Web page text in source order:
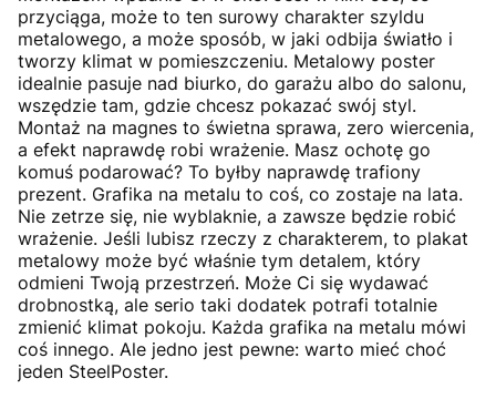
przyciąga, może to ten surowy charakter szyldu
metalowego, a może sposób, w jaki odbija światło i
tworzy klimat w pomieszczeniu. Metalowy poster
idealnie pasuje nad biurko, do garażu albo do salonu,
wszędzie tam, gdzie chcesz pokazać swój styl.
Montaż na magnes to świetna sprawa, zero wiercenia,
a efekt naprawdę robi wrażenie. Masz ochotę go
komuś podarować? To byłby naprawdę trafiony
prezent. Grafika na metalu to coś, co zostaje na lata.
Nie zetrze się, nie wyblaknie, a zawsze będzie robić
wrażenie. Jeśli lubisz rzeczy z charakterem, to plakat
metalowy może być właśnie tym detalem, który
odmieni Twoją przestrzeń. Może Ci się wydawać
drobnostką, ale serio taki dodatek potrafi totalnie
zmienić klimat pokoju. Każda grafika na metalu mówi
coś innego. Ale jedno jest pewne: warto mieć choć
jeden SteelPoster.